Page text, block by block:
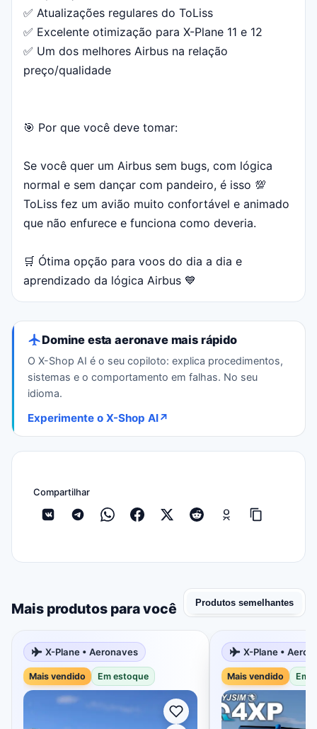
✅ Atualizações regulares do ToLiss
✅ Excelente otimização para X-Plane 11 e 12
✅ Um dos melhores Airbus na relação
preço/qualidade
🎯 Por que você deve tomar:
Se você quer um Airbus sem bugs, com lógica
normal e sem dançar com pandeiro, é isso 💯
ToLiss fez um avião muito confortável e animado
que não enfurece e funciona como deveria.
🛒 Ótima opção para voos do dia a dia e
aprendizado da lógica Airbus 💙
Domine esta aeronave mais rápido
O X-Shop AI é o seu copiloto: explica procedimentos,
sistemas e o comportamento em falhas. No seu
idioma.
Experimente o X-Shop AI↗
Compartilhar
Mais produtos para você Produtos semelhantes
X-Plane • Aeronaves
Mais vendido Em estoque
X-Plane •
Mais vendido Em